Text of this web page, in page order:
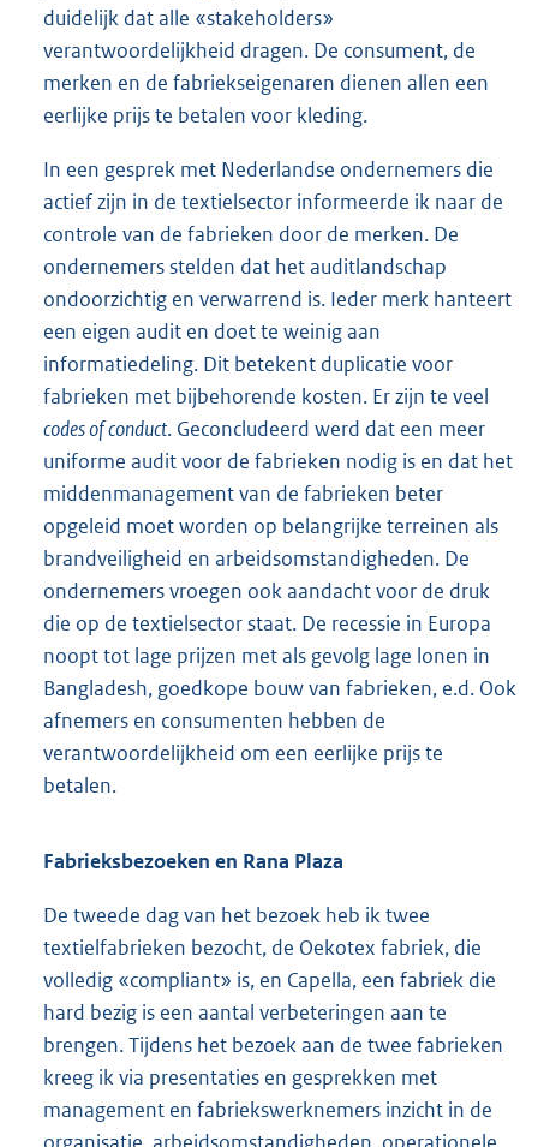
duidelijk dat alle «stakeholders»
verantwoordelijkheid dragen. De consument, de
merken en de fabriekseigenaren dienen allen een
eerlijke prijs te betalen voor kleding.
In een gesprek met Nederlandse ondernemers die
actief zijn in de textielsector informeerde ik naar de
controle van de fabrieken door de merken. De
ondernemers stelden dat het auditlandschap
ondoorzichtig en verwarrend is. Ieder merk hanteert
een eigen audit en doet te weinig aan
informatiedeling. Dit betekent duplicatie voor
fabrieken met bijbehorende kosten. Er zijn te veel
codes of conduct. Geconcludeerd werd dat een meer
uniforme audit voor de fabrieken nodig is en dat het
middenmanagement van de fabrieken beter
opgeleid moet worden op belangrijke terreinen als
brandveiligheid en arbeidsomstandigheden. De
ondernemers vroegen ook aandacht voor de druk
die op de textielsector staat. De recessie in Europa
noopt tot lage prijzen met als gevolg lage lonen in
Bangladesh, goedkope bouw van fabrieken, e.d. Ook
afnemers en consumenten hebben de
verantwoordelijkheid om een eerlijke prijs te
betalen.
Fabrieksbezoeken en Rana Plaza
De tweede dag van het bezoek heb ik twee
textielfabrieken bezocht, de Oekotex fabriek, die
volledig «compliant» is, en Capella, een fabriek die
hard bezig is een aantal verbeteringen aan te
brengen. Tijdens het bezoek aan de twee fabrieken
kreeg ik via presentaties en gesprekken met
management en fabriekswerknemers inzicht in de